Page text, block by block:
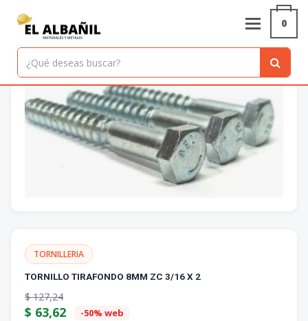
0
Inicio TORNILLO TIRAFONDO 8MM ZC 3/16 X 2
TORNILLERIA
TORNILLO TIRAFONDO 8MM ZC 3/16 X 2
$127,24
$ 63,62 -50% web